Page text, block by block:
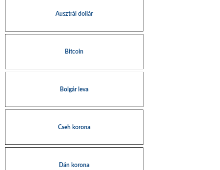
Ausztrál dollár
Bitcoin
Bolgár leva
Cseh korona
Dán korona